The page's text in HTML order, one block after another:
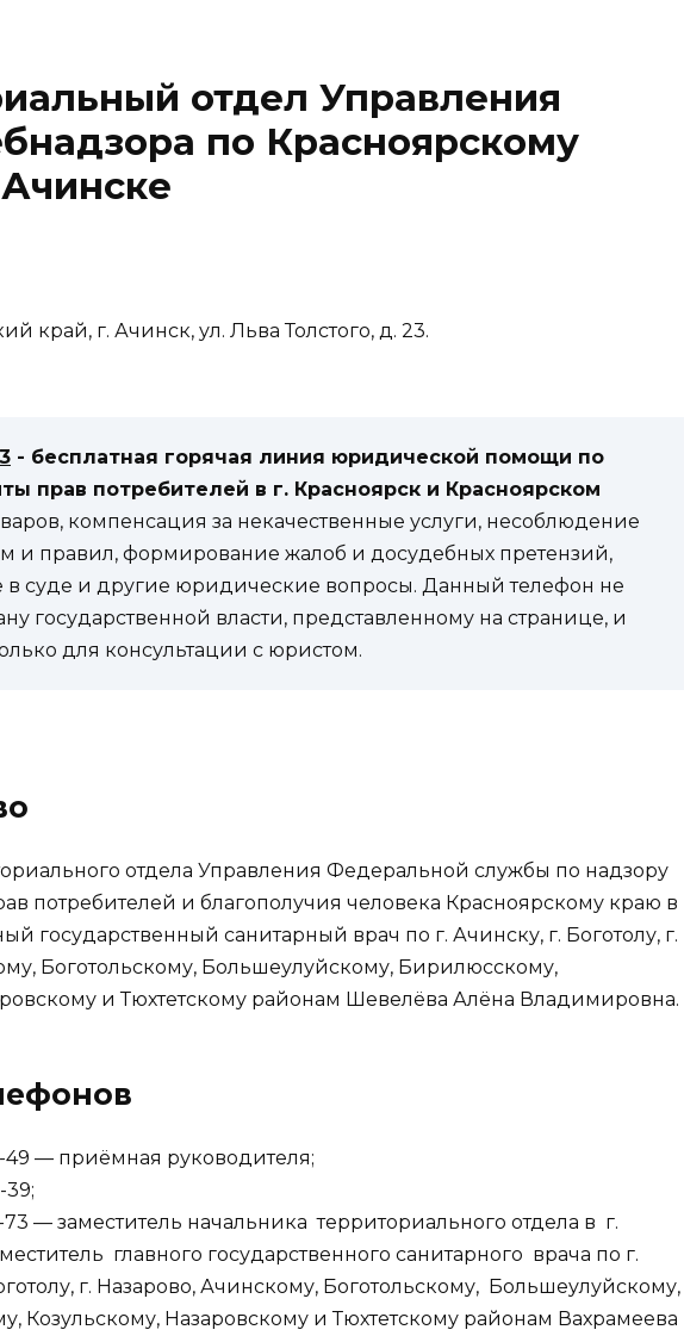
отдел Управления
по Красноярскому
край, г. Ачинск, ул. Льва Толстого, д. 23.
- бесплатная горячая линия юридической помощи по
прав потребителей в г. Красноярск и Красноярском
компенсация за некачественные услуги, несоблюдение
и правил, формирование жалоб и досудебных претензий,
суде и другие юридические вопросы. Данный телефон не
государственной власти, представленному на странице, и
для консультации с юристом.
отдела Управления Федеральной службы по надзору
потребителей и благополучия человека Красноярскому краю в
государственный санитарный врач по г. Ачинску, г. Боготолу, г.
Боготольскому, Большеулуйскому, Бирилюсскому,
и Тюхтетскому районам Шевелёва Алёна Владимировна.
49 — приёмная руководителя;
39;
73 — заместитель начальника территориального отдела в г.
главного государственного санитарного врача по г.
г. Назарово, Ачинскому, Боготольскому, Большеулуйскому,
Козульскому, Назаровскому и Тюхтетскому районам Вахрамеева